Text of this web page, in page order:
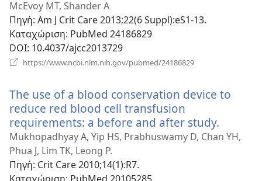
παράθυρο)
McEvoy MT, Shander A
Πηγή‎: Am J Crit Care 2013;22(6 Suppl):eS1-13.
Καταχώριση‎: PubMed 24186829
DOI‎: 10.4037/ajcc2013729
https://www.ncbi.nlm.nih.gov/pubmed/24186829
The use of a blood conservation device to
reduce red blood cell transfusion
requirements: a before and after study.
νέο
Mukhopadhyay A, Yip HS, Prabhuswamy D, Chan YH,
Phua J, Lim TK, Leong P.
Πηγή‎: Crit Care 2010;14(1):R7.